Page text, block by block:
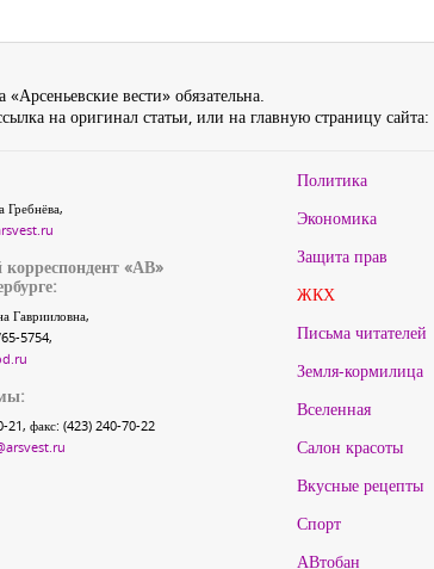
вести» обязательна.
на оригинал статьи, или на главную страницу сайта:
Гребнёва,
«АВ»
Гаврииловна,
5754,
21, факс: (423) 240-70-22
Политика
Экономика
Защита прав
ЖКХ
Письма читателей
Земля-кормилица
Вселенная
Салон красоты
Вкусные рецепты
Спорт
АВтобан